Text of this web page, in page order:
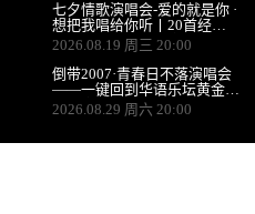
七夕情歌演唱会-爱的就是你 ·
想把我唱给你听丨20首经典
情歌全场大合唱（南昌站）
2026.08.19 周三 20:00
倒带2007·青春日不落演唱会
——一键回到华语乐坛黄金年
代（南宁站）
2026.08.29 周六 20:00